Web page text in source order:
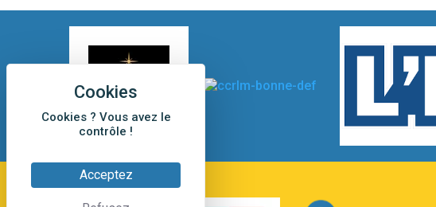
Cookies ? Vous avez le
contrôle !
Acceptez